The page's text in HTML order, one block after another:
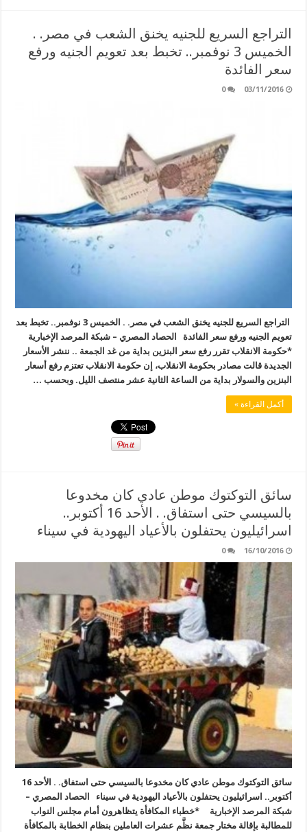
التراجع السريع للجنيه يخنق الشعب في مصر. .
الخميس 3 نوفمبر.. تخبط بعد تعويم الجنيه ورفع
سعر الفائدة
03/11/2016
0
التراجع السريع للجنيه يخنق الشعب في مصر. . الخميس 3 نوفمبر.. تخبط بعد
تعويم الجنيه ورفع سعر الفائدة الحصاد المصري – شبكة المرصد الإخبارية
*حكومة الانقلاب تقرر رفع سعر البنزين بداية من غد الجمعة .. ننشر الأسعار
الجديدة قالت مصادر بحكومة الانقلاب، إن حكومة الانقلاب تعتزم رفع أسعار
البنزين والسولار بداية من الساعة الثانية عشر منتصف الليل. وبحسب …
أكمل القراءة »
سائق التوكتوك موطن عادي كان مخدوعا
بالسيسي حتى استفاق. . الأحد 16 أكتوبر..
اسرائيليون يحتفلون بالأعياد اليهودية في سيناء
16/10/2016
0
سائق التوكتوك موطن عادي كان مخدوعا بالسيسي حتى استفاق. . الأحد 16
أكتوبر.. اسرائيليون يحتفلون بالأعياد اليهودية في سيناء الحصاد المصري –
شبكة المرصد الإخبارية *خطباء المكافأة يتظاهرون أمام مجلس النواب
للمطالبة بإقالة مختار جمعة نظَّم عشرات العاملين بنظام الخطابة بالمكافأة